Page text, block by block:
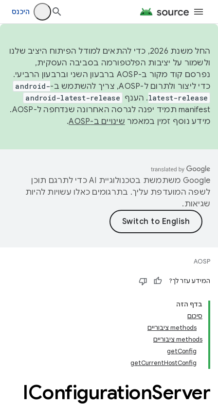
היכנס
החל משנת 2026, כדי להתאים למודל הפיתוח היציב שלנו
ולשמור על יציבות הפלטפורמה בסביבה העסקית,
נפרסם קוד מקור ב-AOSP ברבעון השני וברבעון הרביעי.
כדי ליצור ולתרום ל-AOSP, צריך להשתמש ב-
android-
latest-release. הענף android-latest-release
manifest תמיד יפנה לגרסה האחרונה שנדחפה ל-AOSP.
מידע נוסף זמין במאמר שינויים ב-AOSP .
‫Google משתמשת בטכנולוגיית AI כדי לתרגם תוכן
לשפה המועדפת עליך. בתרגומים כאלו עשויות להיות
שגיאות.
AOSP
המידע עזר לך?
בדף הזה
סיכום
‫methods ציבוריים
‫methods ציבוריים
getConfig
getCurrentHostConfig
IConfigurationServer